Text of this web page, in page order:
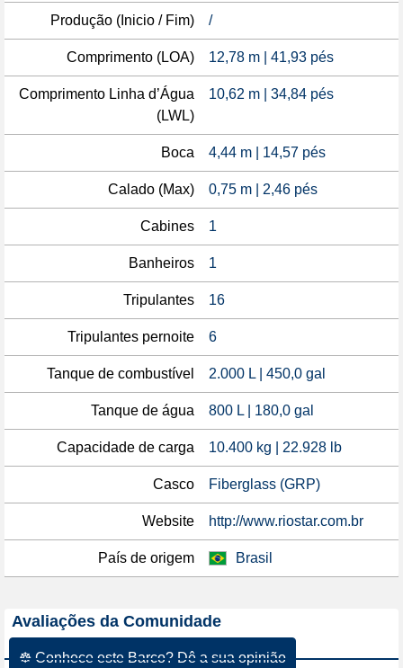
Produção (Inicio / Fim) /
Comprimento (LOA) 12,78 m | 41,93 pés
Comprimento Linha d’Água
(LWL)
10,62 m | 34,84 pés
Boca 4,44 m | 14,57 pés
Calado (Max) 0,75 m | 2,46 pés
Cabines 1
Banheiros 1
Tripulantes 16
Tripulantes pernoite 6
Tanque de combustível 2.000 L | 450,0 gal
Tanque de água 800 L | 180,0 gal
Capacidade de carga 10.400 kg | 22.928 lb
Casco Fiberglass (GRP)
Website http://www.riostar.com.br
País de origem Brasil
Avaliações da Comunidade
☸ Conhece este Barco? Dê a sua opinião